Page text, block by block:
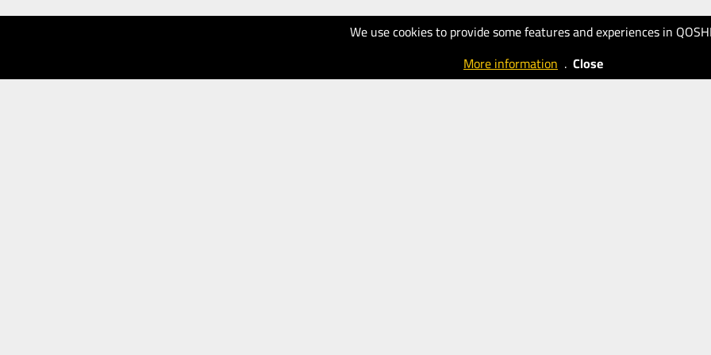
We use cookies to provide some features and experiences in
More information . Close